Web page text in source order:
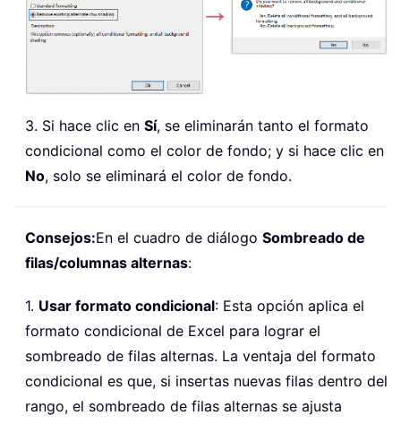
3. Si hace clic en Sí, se eliminarán tanto el formato
condicional como el color de fondo; y si hace clic en
No, solo se eliminará el color de fondo.
Consejos:En el cuadro de diálogo Sombreado de
filas/columnas alternas:
1. Usar formato condicional: Esta opción aplica el
formato condicional de Excel para lograr el
sombreado de filas alternas. La ventaja del formato
condicional es que, si insertas nuevas filas dentro del
rango, el sombreado de filas alternas se ajusta